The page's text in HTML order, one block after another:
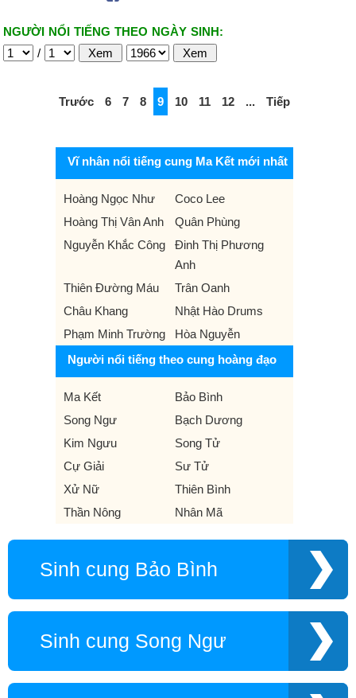
NGƯỜI NỔI TIẾNG THEO NGÀY SINH:
/
Trước 6 7 8 9 10 11 12 ... Tiếp
Vĩ nhân nổi tiếng cung Ma Kết mới nhất
Hoàng Ngọc Như
Coco Lee
Hoàng Thị Vân Anh
Quân Phùng
Nguyễn Khắc Công
Đinh Thị Phương
Anh
Thiên Đường Máu
Trân Oanh
Châu Khang
Nhật Hào Drums
Phạm Minh Trường
Hòa Nguyễn
Người nổi tiếng theo cung hoàng đạo
Ma Kết
Bảo Bình
Song Ngư
Bạch Dương
Kim Ngưu
Song Tử
Cự Giải
Sư Tử
Xử Nữ
Thiên Bình
Thần Nông
Nhân Mã
Sinh cung Bảo Bình
Sinh cung Song Ngư